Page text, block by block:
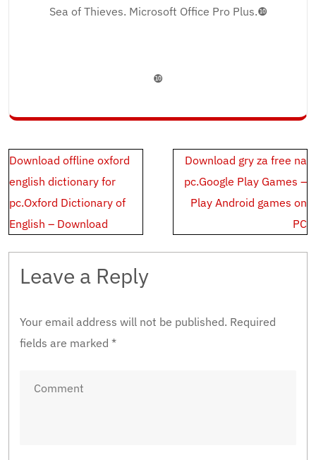
Sea of Thieves. Microsoft Office Pro Plus.❿
❿
Post
navigation
Download offline oxford
english dictionary for
pc.Oxford Dictionary of
English – Download
Download gry za free na
pc.Google Play Games –
Play Android games on
PC
Leave a Reply
Your email address will not be published. Required
fields are marked *